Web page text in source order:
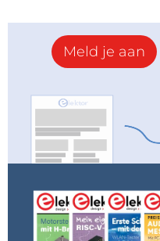
Meld je aan